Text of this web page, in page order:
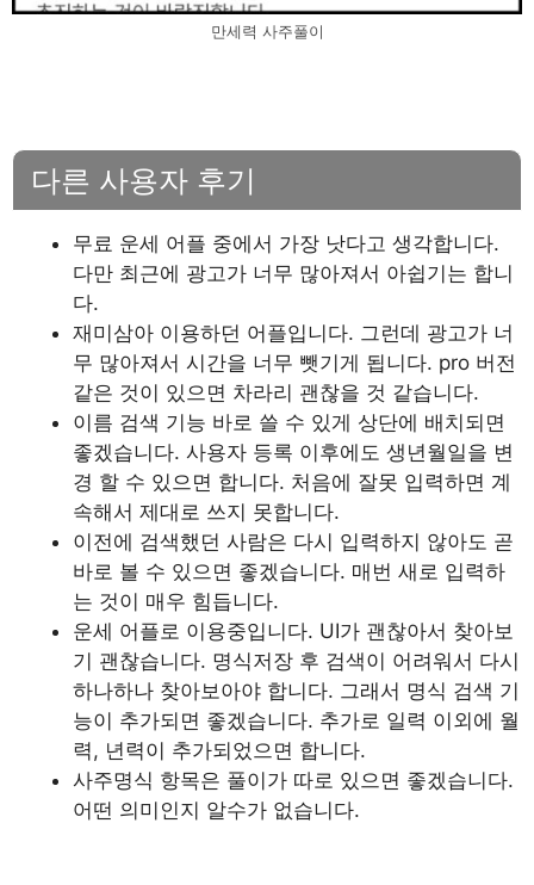
만세력 사주풀이
다른 사용자 후기
무료 운세 어플 중에서 가장 낫다고 생각합니다.
다만 최근에 광고가 너무 많아져서 아쉽기는 합니
다.
재미삼아 이용하던 어플입니다. 그런데 광고가 너
무 많아져서 시간을 너무 뺏기게 됩니다. pro 버전
같은 것이 있으면 차라리 괜찮을 것 같습니다.
이름 검색 기능 바로 쓸 수 있게 상단에 배치되면
좋겠습니다. 사용자 등록 이후에도 생년월일을 변
경 할 수 있으면 합니다. 처음에 잘못 입력하면 계
속해서 제대로 쓰지 못합니다.
이전에 검색했던 사람은 다시 입력하지 않아도 곧
바로 볼 수 있으면 좋겠습니다. 매번 새로 입력하
는 것이 매우 힘듭니다.
운세 어플로 이용중입니다. UI가 괜찮아서 찾아보
기 괜찮습니다. 명식저장 후 검색이 어려워서 다시
하나하나 찾아보아야 합니다. 그래서 명식 검색 기
능이 추가되면 좋겠습니다. 추가로 일력 이외에 월
력, 년력이 추가되었으면 합니다.
사주명식 항목은 풀이가 따로 있으면 좋겠습니다.
어떤 의미인지 알수가 없습니다.